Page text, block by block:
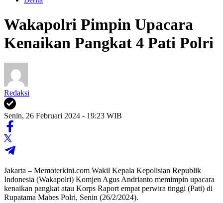
Wakapolri Pimpin Upacara
Kenaikan Pangkat 4 Pati Polri
Redaksi
Senin, 26 Februari 2024 - 19:23 WIB
Jakarta – Memoterkini.com Wakil Kepala Kepolisian Republik
Indonesia (Wakapolri) Komjen Agus Andrianto memimpin upacara
kenaikan pangkat atau Korps Raport empat perwira tinggi (Pati) di
Rupatama Mabes Polri, Senin (26/2/2024).